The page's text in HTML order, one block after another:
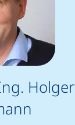
Holger